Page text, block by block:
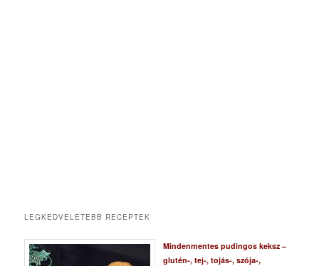
LEGKEDVELETEBB RECEPTEK
Mindenmentes pudingos keksz –
glutén-, tej-, tojás-, szója-,